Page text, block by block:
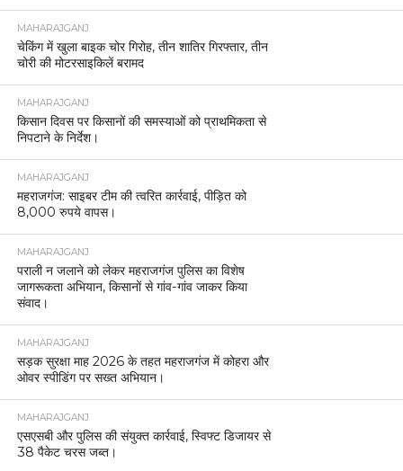
MAHARAJGANJ
चेकिंग में खुला बाइक चोर गिरोह, तीन शातिर गिरफ्तार, तीन
चोरी की मोटरसाइकिलें बरामद
MAHARAJGANJ
किसान दिवस पर किसानों की समस्याओं को प्राथमिकता से
निपटाने के निर्देश।
MAHARAJGANJ
महराजगंज: साइबर टीम की त्वरित कार्रवाई, पीड़ित को
8,000 रुपये वापस।
MAHARAJGANJ
पराली न जलाने को लेकर महराजगंज पुलिस का विशेष
जागरूकता अभियान, किसानों से गांव-गांव जाकर किया
संवाद।
MAHARAJGANJ
सड़क सुरक्षा माह 2026 के तहत महराजगंज में कोहरा और
ओवर स्पीडिंग पर सख्त अभियान।
MAHARAJGANJ
एसएसबी और पुलिस की संयुक्त कार्रवाई, स्विफ्ट डिजायर से
38 पैकेट चरस जब्त।